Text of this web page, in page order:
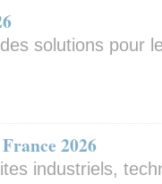
solutions pour
2026
industriels,